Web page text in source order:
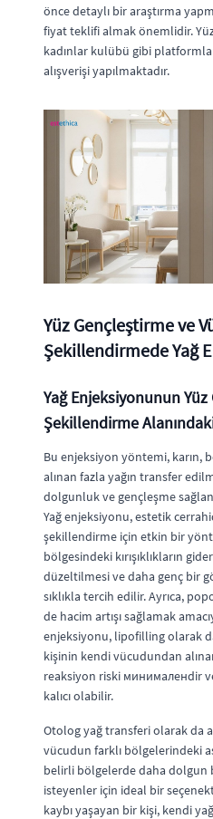
önce detaylı bir araştırma
fiyat teklifi almak önemlidir.
kadınlar kulübü gibi
alışverişi yapılmaktadır.
Yüz Gençleştirme ve
Şekillendirmede Yağ
Yağ Enjeksiyonunun
Şekillendirme
Bu enjeksiyon yöntemi, karın,
alınan fazla yağın transfer
dolgunluk ve gençleşme
Yağ enjeksiyonu, estetik
şekillendirme için etkin bir
bölgesindeki kırışıklıkların
düzeltilmesi ve daha genç bir
sıklıkla tercih edilir. Ayrıca,
de hacim artışı sağlamak
enjeksiyonu, lipofilling olarak
kişinin kendi vücudundan
reaksiyon riski минималенdir
kalıcı olabilir.
Otolog yağ transferi olarak da
vücudun farklı bölgelerindeki
belirli bölgelerde daha dolgun
isteyenler için ideal bir
kaybı yaşayan bir kişi, kendi